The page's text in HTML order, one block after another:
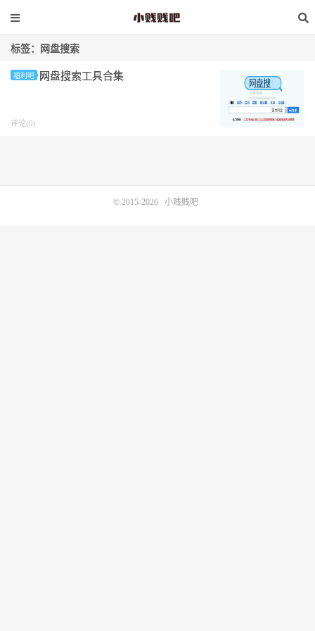
标签：网盘搜索
福利吧 网盘搜索工具合集
评论(0)
© 2015-2026 小贱贱吧